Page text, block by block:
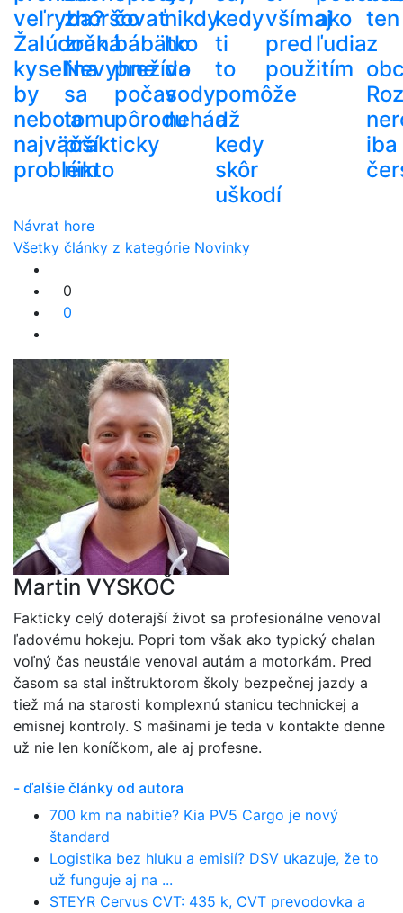
veľryba?
Žalúdočná
kyselina
by
nebola
najväčší
problém
zhoršovať
zrak.
Nevyhne
sa
tomu
prakticky
nikto
čo
bábätko
prežíva
počas
pôrodu
nikdy
ho
do
vody
nehádž
kedy
ti
to
pomôže
a
kedy
skôr
uškodí
všímaj
pred
použitím
ako
ľudia
ten
z
iba
Návrat hore
Všetky články z kategórie Novinky
0
0
Martin VYSKOČ
Fakticky celý doterajší život sa profesionálne venoval
ľadovému hokeju. Popri tom však ako typický chalan
voľný čas neustále venoval autám a motorkám. Pred
časom sa stal inštruktorom školy bezpečnej jazdy a
tiež má na starosti komplexnú stanicu technickej a
emisnej kontroly. S mašinami je teda v kontakte denne
už nie len koníčkom, ale aj profesne.
- ďalšie články od autora
700 km na nabitie? Kia PV5 Cargo je nový
štandard
Logistika bez hluku a emisií? DSV ukazuje, že to
už funguje aj na ...
STEYR Cervus CVT: 435 k, CVT prevodovka a